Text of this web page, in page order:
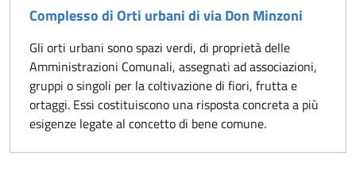
Complesso di Orti urbani di via Don Minzoni
Gli orti urbani sono spazi verdi, di proprietà delle
Amministrazioni Comunali, assegnati ad associazioni,
gruppi o singoli per la coltivazione di fiori, frutta e
ortaggi. Essi costituiscono una risposta concreta a più
esigenze legate al concetto di bene comune.